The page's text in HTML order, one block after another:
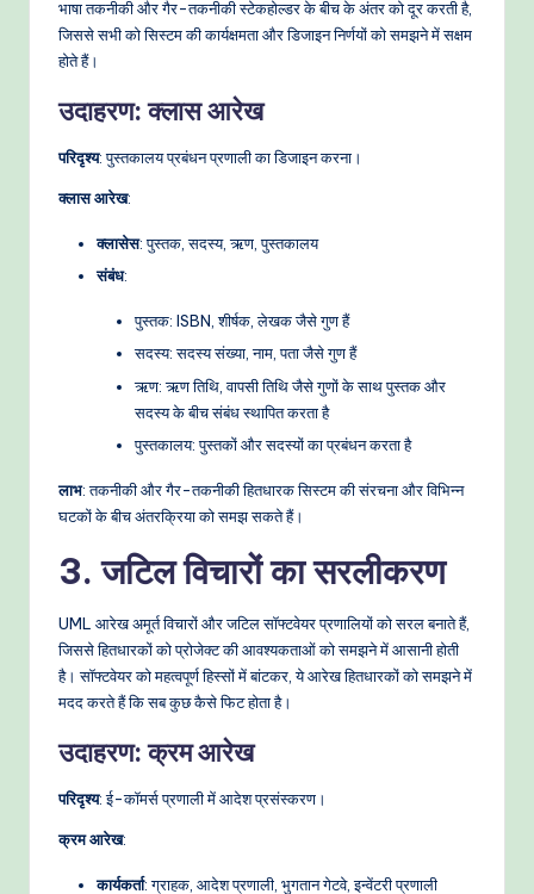
dभाषा तकनीकी और गैर-तकनीकी स्टेकहोल्डर के बीच के अंतर को दूर करती है,
जिससे सभी को सिस्टम की कार्यक्षमता और डिजाइन निर्णयों को समझने में सक्षम
होते हैं।
उदाहरण: क्लास आरेख
परिदृश्य: पुस्तकालय प्रबंधन प्रणाली का डिजाइन करना।
क्लास आरेख:
क्लासेस: पुस्तक, सदस्य, ऋण, पुस्तकालय
संबंध:
पुस्तक: ISBN, शीर्षक, लेखक जैसे गुण हैं
सदस्य: सदस्य संख्या, नाम, पता जैसे गुण हैं
ऋण: ऋण तिथि, वापसी तिथि जैसे गुणों के साथ पुस्तक और
सदस्य के बीच संबंध स्थापित करता है
पुस्तकालय: पुस्तकों और सदस्यों का प्रबंधन करता है
लाभ: तकनीकी और गैर-तकनीकी हितधारक सिस्टम की संरचना और विभिन्न
घटकों के बीच अंतरक्रिया को समझ सकते हैं।
3. जटिल विचारों का सरलीकरण
UML आरेख अमूर्त विचारों और जटिल सॉफ्टवेयर प्रणालियों को सरल बनाते हैं,
जिससे हितधारकों को प्रोजेक्ट की आवश्यकताओं को समझने में आसानी होती
है। सॉफ्टवेयर को महत्वपूर्ण हिस्सों में बांटकर, ये आरेख हितधारकों को समझने में
मदद करते हैं कि सब कुछ कैसे फिट होता है।
उदाहरण: क्रम आरेख
परिदृश्य: ई-कॉमर्स प्रणाली में आदेश प्रसंस्करण।
क्रम आरेख:
कार्यकर्ता: ग्राहक, आदेश प्रणाली, भुगतान गेटवे, इन्वेंटरी प्रणाली